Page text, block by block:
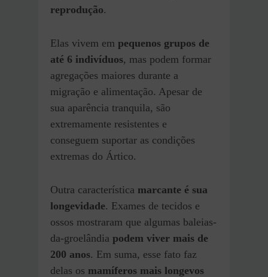
reprodução.
Elas vivem em pequenos grupos de
até 6 indivíduos, mas podem formar
agregações maiores durante a
migração e alimentação. Apesar de
sua aparência tranquila, são
extremamente resistentes e
conseguem suportar as condições
extremas do Ártico.
Outra característica marcante é sua
longevidade. Exames de tecidos e
ossos mostraram que algumas baleias-
da-groelândia podem viver mais de
200 anos. Em suma, esse fato faz
delas os mamíferos mais longevos